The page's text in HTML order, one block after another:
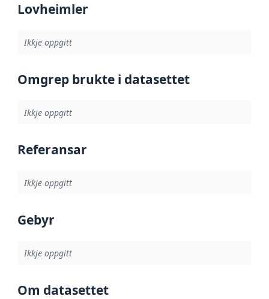
Lovheimler
Ikkje oppgitt
Omgrep brukte i datasettet
Ikkje oppgitt
Referansar
Ikkje oppgitt
Gebyr
Ikkje oppgitt
Om datasettet